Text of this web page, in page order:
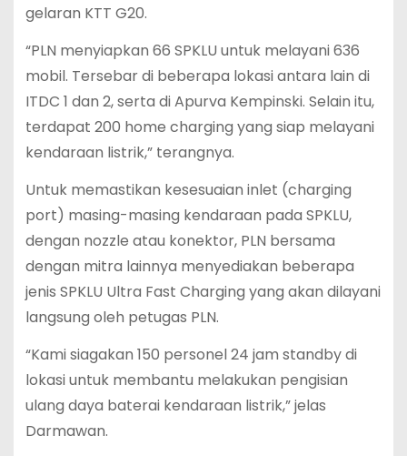
gelaran KTT G20.
“PLN menyiapkan 66 SPKLU untuk melayani 636
mobil. Tersebar di beberapa lokasi antara lain di
ITDC 1 dan 2, serta di Apurva Kempinski. Selain itu,
terdapat 200 home charging yang siap melayani
kendaraan listrik,” terangnya.
Untuk memastikan kesesuaian inlet (charging
port) masing-masing kendaraan pada SPKLU,
dengan nozzle atau konektor, PLN bersama
dengan mitra lainnya menyediakan beberapa
jenis SPKLU Ultra Fast Charging yang akan dilayani
langsung oleh petugas PLN.
“Kami siagakan 150 personel 24 jam standby di
lokasi untuk membantu melakukan pengisian
ulang daya baterai kendaraan listrik,” jelas
Darmawan.